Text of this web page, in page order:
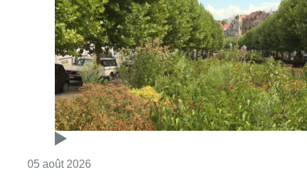
Partager l'article
Facebook
TwitterWhatsApp
Share
17 février 2025- 17h55
Clémenceau
Fusillade à Anderlecht
News
Reportages
Offres d’emploi